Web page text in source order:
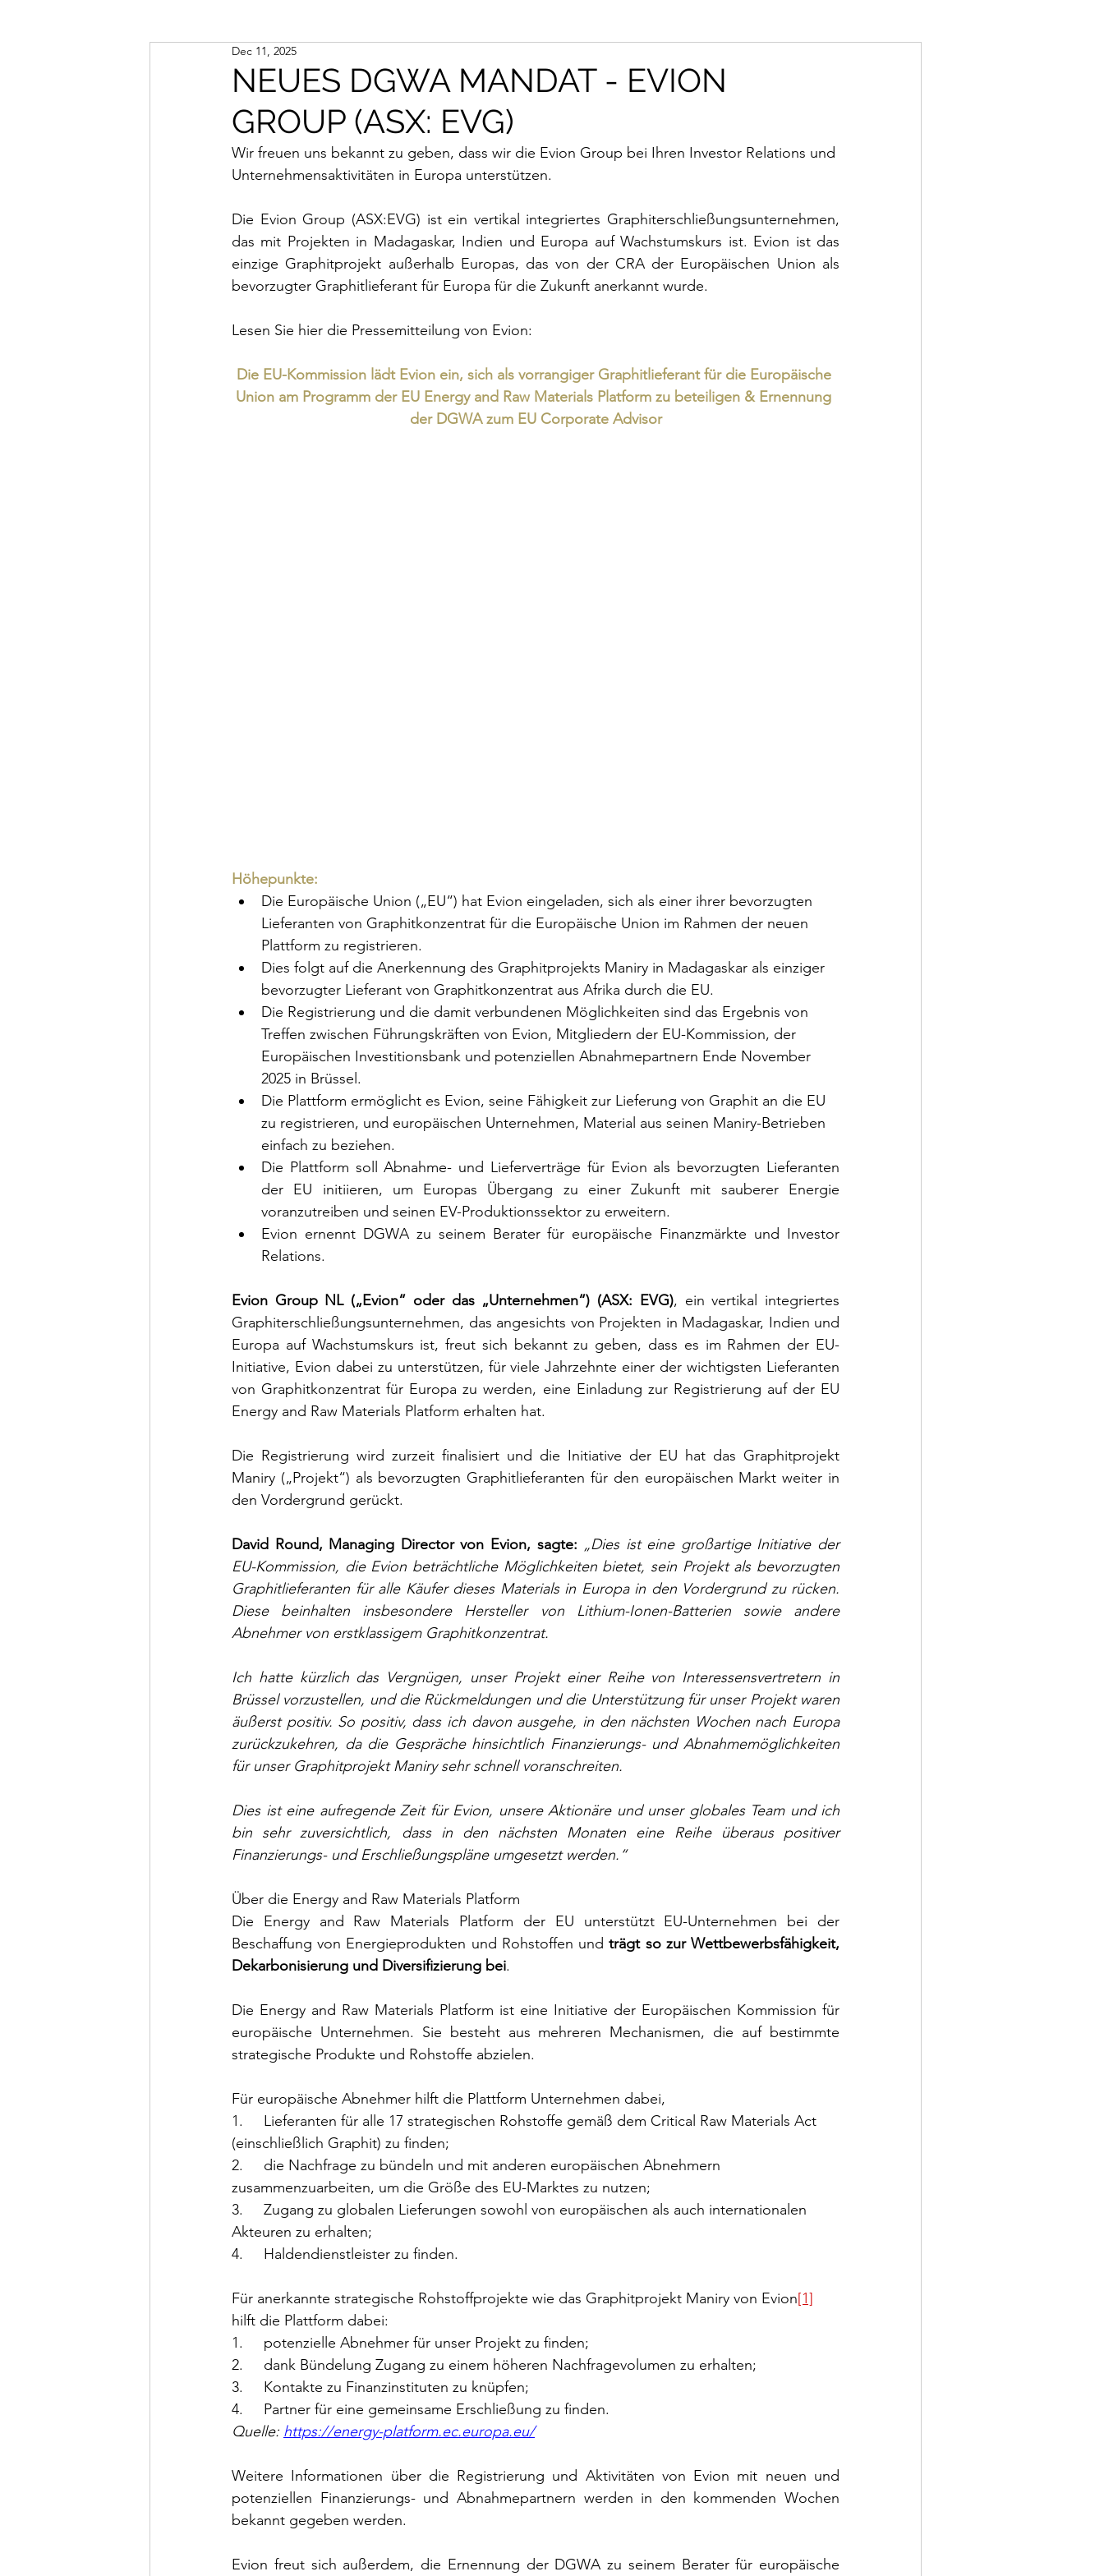
NEUES DGWA MANDAT - EVION
GROUP (ASX: EVG)
Dec 11, 2025
Wir freuen uns bekannt zu geben, dass wir die Evion Group bei Ihren Investor Relations und
Unternehmensaktivitäten in Europa unterstützen.
Die Evion Group (ASX:EVG) ist ein vertikal integriertes Graphiterschließungsunternehmen,
das mit Projekten in Madagaskar, Indien und Europa auf Wachstumskurs ist. Evion ist das
einzige Graphitprojekt außerhalb Europas, das von der CRA der Europäischen Union als
bevorzugter Graphitlieferant für Europa für die Zukunft anerkannt wurde.
Lesen Sie hier die Pressemitteilung von Evion:
Die EU-Kommission lädt Evion ein, sich als vorrangiger Graphitlieferant für die Europäische
Union am Programm der EU Energy and Raw Materials Platform zu beteiligen & Ernennung
der DGWA zum EU Corporate Advisor
Höhepunkte:
Die Europäische Union („EU“) hat Evion eingeladen, sich als einer ihrer bevorzugten
Lieferanten von Graphitkonzentrat für die Europäische Union im Rahmen der neuen
Plattform zu registrieren.
Dies folgt auf die Anerkennung des Graphitprojekts Maniry in Madagaskar als einziger
bevorzugter Lieferant von Graphitkonzentrat aus Afrika durch die EU.
Die Registrierung und die damit verbundenen Möglichkeiten sind das Ergebnis von
Treffen zwischen Führungskräften von Evion, Mitgliedern der EU-Kommission, der
Europäischen Investitionsbank und potenziellen Abnahmepartnern Ende November
2025 in Brüssel.
Die Plattform ermöglicht es Evion, seine Fähigkeit zur Lieferung von Graphit an die EU
zu registrieren, und europäischen Unternehmen, Material aus seinen Maniry-Betrieben
einfach zu beziehen.
Die Plattform soll Abnahme- und Lieferverträge für Evion als bevorzugten Lieferanten
der EU initiieren, um Europas Übergang zu einer Zukunft mit sauberer Energie
voranzutreiben und seinen EV-Produktionssektor zu erweitern.
Evion ernennt DGWA zu seinem Berater für europäische Finanzmärkte und Investor
Relations.
Evion Group NL („Evion“ oder das „Unternehmen“) (ASX: EVG), ein vertikal integriertes
Graphiterschließungsunternehmen, das angesichts von Projekten in Madagaskar, Indien und
Europa auf Wachstumskurs ist, freut sich bekannt zu geben, dass es im Rahmen der EU-
Initiative, Evion dabei zu unterstützen, für viele Jahrzehnte einer der wichtigsten Lieferanten
von Graphitkonzentrat für Europa zu werden, eine Einladung zur Registrierung auf der EU
Energy and Raw Materials Platform erhalten hat.
Die Registrierung wird zurzeit finalisiert und die Initiative der EU hat das Graphitprojekt
Maniry („Projekt“) als bevorzugten Graphitlieferanten für den europäischen Markt weiter in
den Vordergrund gerückt.
David Round, Managing Director von Evion, sagte: „Dies ist eine großartige Initiative der
EU-Kommission, die Evion beträchtliche Möglichkeiten bietet, sein Projekt als bevorzugten
Graphitlieferanten für alle Käufer dieses Materials in Europa in den Vordergrund zu rücken.
Diese beinhalten insbesondere Hersteller von Lithium-Ionen-Batterien sowie andere
Abnehmer von erstklassigem Graphitkonzentrat.
Ich hatte kürzlich das Vergnügen, unser Projekt einer Reihe von Interessensvertretern in
Brüssel vorzustellen, und die Rückmeldungen und die Unterstützung für unser Projekt waren
äußerst positiv. So positiv, dass ich davon ausgehe, in den nächsten Wochen nach Europa
zurückzukehren, da die Gespräche hinsichtlich Finanzierungs- und Abnahmemöglichkeiten
für unser Graphitprojekt Maniry sehr schnell voranschreiten.
Dies ist eine aufregende Zeit für Evion, unsere Aktionäre und unser globales Team und ich
bin sehr zuversichtlich, dass in den nächsten Monaten eine Reihe überaus positiver
Finanzierungs- und Erschließungspläne umgesetzt werden.“
Über die Energy and Raw Materials Platform
Die Energy and Raw Materials Platform der EU unterstützt EU-Unternehmen bei der
Beschaffung von Energieprodukten und Rohstoffen und trägt so zur Wettbewerbsfähigkeit,
Dekarbonisierung und Diversifizierung bei.
Die Energy and Raw Materials Platform ist eine Initiative der Europäischen Kommission für
europäische Unternehmen. Sie besteht aus mehreren Mechanismen, die auf bestimmte
strategische Produkte und Rohstoffe abzielen.
Für europäische Abnehmer hilft die Plattform Unternehmen dabei,
1.     Lieferanten für alle 17 strategischen Rohstoffe gemäß dem Critical Raw Materials Act
(einschließlich Graphit) zu finden;
2.     die Nachfrage zu bündeln und mit anderen europäischen Abnehmern
zusammenzuarbeiten, um die Größe des EU-Marktes zu nutzen;
3.     Zugang zu globalen Lieferungen sowohl von europäischen als auch internationalen
Akteuren zu erhalten;
4.     Haldendienstleister zu finden.
Für anerkannte strategische Rohstoffprojekte wie das Graphitprojekt Maniry von Evion[1]
hilft die Plattform dabei:
1.     potenzielle Abnehmer für unser Projekt zu finden;
2.     dank Bündelung Zugang zu einem höheren Nachfragevolumen zu erhalten;
3.     Kontakte zu Finanzinstituten zu knüpfen;
4.     Partner für eine gemeinsame Erschließung zu finden.
Quelle: https://energy-platform.ec.europa.eu/
Weitere Informationen über die Registrierung und Aktivitäten von Evion mit neuen und
potenziellen Finanzierungs- und Abnahmepartnern werden in den kommenden Wochen
bekannt gegeben werden.
Evion freut sich außerdem, die Ernennung der DGWA zu seinem Berater für europäische